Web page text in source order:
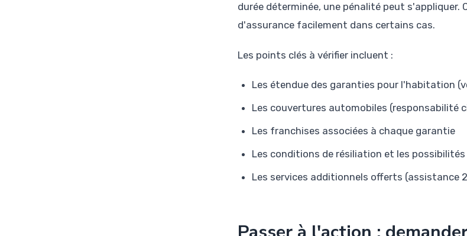
durée déterminée, une pénalité peut s'appliquer.
d'assurance facilement dans certains cas.
Les points clés à vérifier incluent :
Les étendue des garanties pour l'habitation
Les couvertures automobiles (responsabilité
Les franchises associées à chaque garantie
Les conditions de résiliation et les
Les services additionnels offerts (assistance